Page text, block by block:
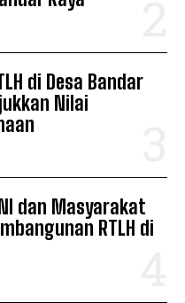
di Desa Bandar
Nilai
dan Masyarakat
RTLH di